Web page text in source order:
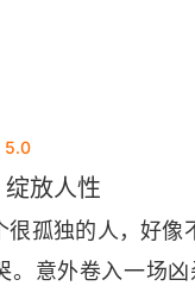
5.0
放人性
很孤独的人，好
。意外卷入一场